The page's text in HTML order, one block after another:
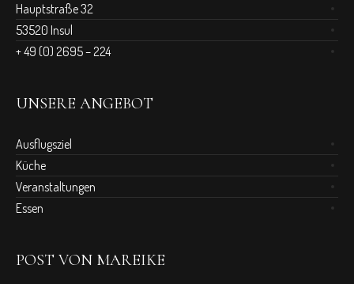
Hauptstraße 32
53520 Insul
+ 49 (0) 2695 – 224
UNSERE ANGEBOT
Ausflugsziel
Küche
Veranstaltungen
Essen
POST VON MAREIKE